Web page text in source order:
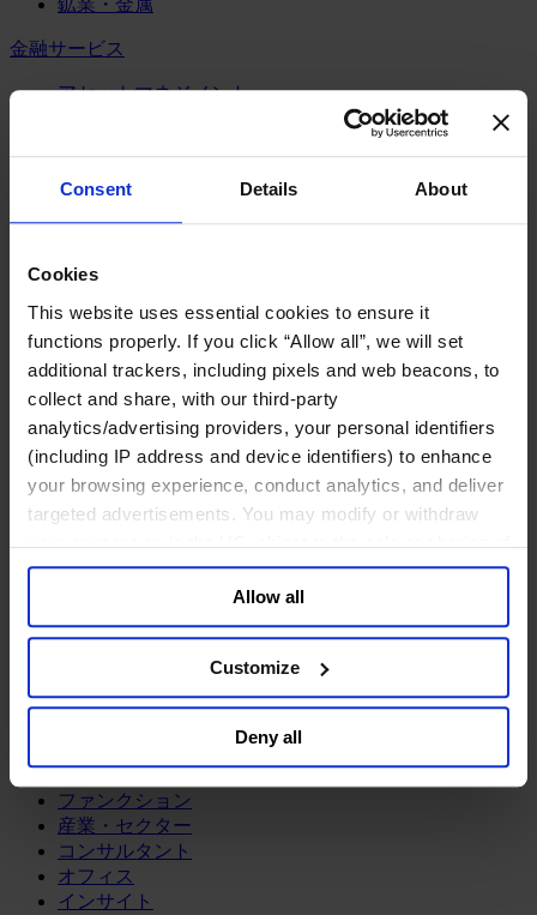
Consent Details About
Cookies
This website uses essential cookies to ensure it
functions properly. If you click “Allow all”, we will set
additional trackers, including pixels and web beacons, to
collect and share, with our third-party
analytics/advertising providers, your personal identifiers
(including IP address and device identifiers) to enhance
your browsing experience, conduct analytics, and deliver
targeted advertisements. You may modify or withdraw
your consent or, in the US, object to the sale or sharing of
your data for targeted advertising, by clicking “Do Not
Sell or Share My Personal Information” in the footer of
the website. You must opt-out of each device and each
browser. For additional information and retention terms
general collection and use of personal information see
Allow all
Customize
Deny all
鉱業・金属
金融サービス
アセットマネジメント
プライベート・エクイティ
リスクマネジメント
投資銀行及びマーケット
金融テクノロジー（フィンテック）
サービス
ビジネスサービス
プロフェッショナルサービス
ホスピタリティ、旅行・レジャー
不動産
航空輸送
Expert Team
コンタクト
コンサルティング内容
ファンクション
産業・セクター
コンサルタント
オフィス
インサイト